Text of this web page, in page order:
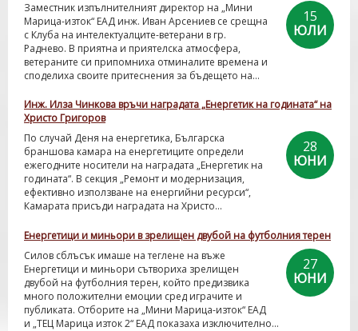
15
ЮЛИ
Заместник изпълнителният директор на „Мини
Марица-изток“ ЕАД инж. Иван Арсениев се срещна
с Клуба на интелектуалците-ветерани в гр.
Раднево. В приятна и приятелска атмосфера,
ветераните си припомниха отминалите времена и
споделиха своите притеснения за бъдещето на...
Инж. Илза Чинкова връчи наградата „Енергетик на годината“ на
Христо Григоров
28
ЮНИ
По случай Деня на енергетика, Българска
браншова камара на енергетиците определи
ежегодните носители на наградата „Енергетик на
годината“. В секция „Ремонт и модернизация,
ефективно използване на енергийни ресурси“,
Камарата присъди наградата на Христо...
Енергетици и миньори в зрелищен двубой на футболния терен
27
ЮНИ
Силов сблъсък имаше на теглене на въже
Енергетици и миньори сътвориха зрелищен
двубой на футболния терен, който предизвика
много положителни емоции сред играчите и
публиката. Отборите на „Мини Марица-изток“ ЕАД
и „ТЕЦ Марица изток 2“ ЕАД показаха изключително...